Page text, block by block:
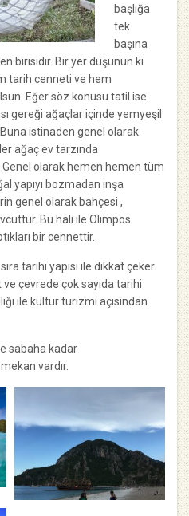
başlığa
tek
başına
birisidir. Bir yer düşünün ki
tarih cenneti ve hem
Eğer söz konusu tatil ise
gereği ağaçlar içinde yemyeşil
istinaden genel olarak
ağaç ev tarzında
Genel olarak hemen hemen tüm
yapıyı bozmadan inşa
genel olarak bahçesi ,
Bu hali ile Olimpos
bir cennettir.
tarihi yapısı ile dikkat çeker.
çevrede çok sayıda tarihi
ile kültür turizmi açısından
sabaha kadar
vardır.